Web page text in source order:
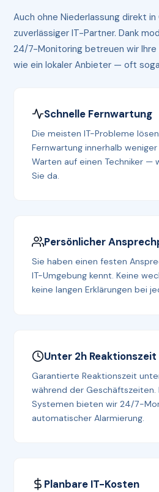
Auch ohne Niederlassung direkt
zuverlässiger IT-Partner. Dank
24/7-Monitoring betreuen wir
wie ein lokaler Anbieter — oft
Schnelle Fernwartung
Die meisten IT-Probleme
Fernwartung innerhalb weniger
Warten auf einen Techniker —
Sie da.
Persönlicher
Sie haben einen festen
IT-Umgebung kennt. Keine
keine langen Erklärungen bei
Unter 2h Reaktionszeit
Garantierte Reaktionszeit
während der Geschäftszeiten.
Systemen bieten wir 24/7-
automatischer Alarmierung.
Planbare IT-Kosten